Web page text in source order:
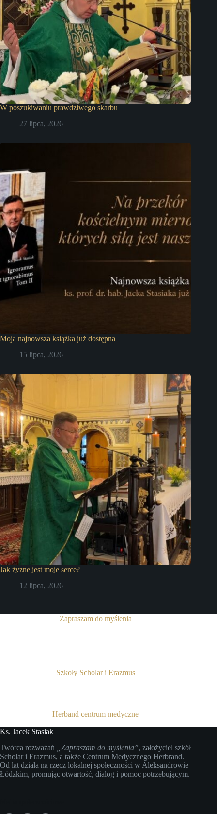
W poszukiwaniu prawdziwego skarbu
27 lipca, 2026
Moja najnowsza książka już dostępna
15 lipca, 2026
Jak żyzne jest moje serce?
12 lipca, 2026
Zapraszam do myślenia
Szkoły Scholar i Erazmus
Herband centrum medyczne
Ks. Jacek Stasiak
Twórca rozważań
„Zapraszam do myślenia”, założyciel szkół
Scholar i Erazmus, a także Centrum Medycznego Herbrand.
Od lat działa na rzecz lokalnej społeczności w Aleksandrowie
Łódzkim, promując otwartość, dialog i pomoc potrzebującym.